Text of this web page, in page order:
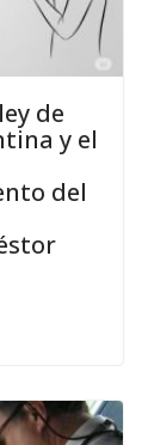
de
y el
del